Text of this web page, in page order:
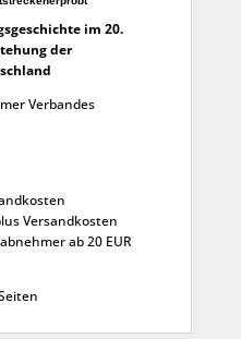
im 20.
der
Verbandes
Versandkosten
ab 20 EUR